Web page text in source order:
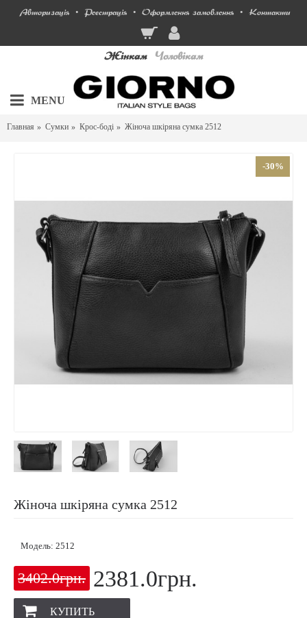
Авторизація • Реєстрація • Оформлення замовлення • Контакти
Жінкам Чоловікам
MENU
Главная Сумки Крос-боді Жіноча шкіряна сумка 2512
-30%
Жіноча шкіряна сумка 2512
Модель: 2512
3402.0грн. 2381.0грн.
КУПИТЬ